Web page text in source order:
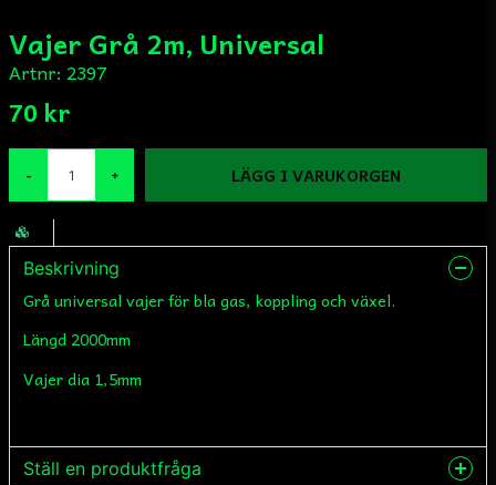
Vajer Grå 2m, Universal
Artnr: 2397
70 kr
- + LÄGG I VARUKORGEN
Beskrivning
Grå universal vajer för bla gas, koppling och växel.
Längd 2000mm
Vajer dia 1,5mm
Ställ en produktfråga